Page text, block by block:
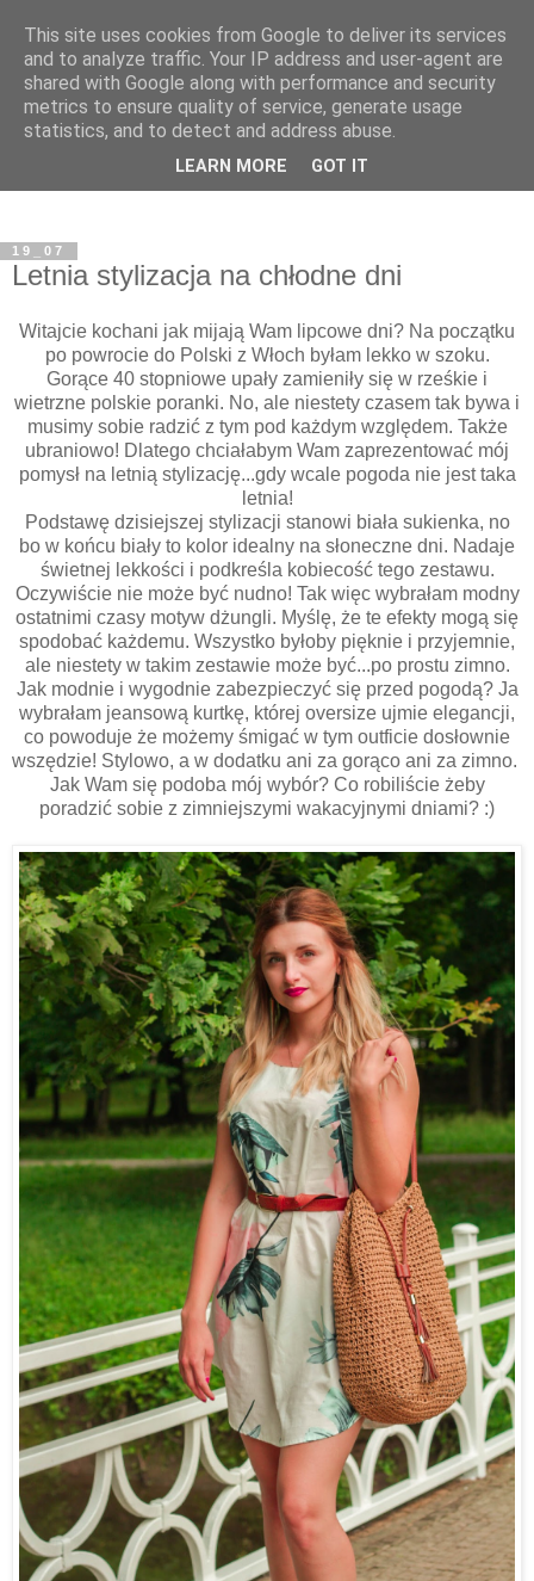
19_07
Letnia stylizacja na chłodne dni
Witajcie kochani jak mijają Wam lipcowe dni? Na początku
po powrocie do Polski z Włoch byłam lekko w szoku.
Gorące 40 stopniowe upały zamieniły się w rześkie i
wietrzne polskie poranki. No, ale niestety czasem tak bywa i
musimy sobie radzić z tym pod każdym względem. Także
ubraniowo! Dlatego chciałabym Wam zaprezentować mój
pomysł na letnią stylizację...gdy wcale pogoda nie jest taka
letnia!
Podstawę dzisiejszej stylizacji stanowi biała sukienka, no
bo w końcu biały to kolor idealny na słoneczne dni. Nadaje
świetnej lekkości i podkreśla kobiecość tego zestawu.
Oczywiście nie może być nudno! Tak więc wybrałam modny
ostatnimi czasy motyw dżungli. Myślę, że te efekty mogą się
spodobać każdemu. Wszystko byłoby pięknie i przyjemnie,
ale niestety w takim zestawie może być...po prostu zimno.
Jak modnie i wygodnie zabezpieczyć się przed pogodą? Ja
wybrałam jeansową kurtkę, której oversize ujmie elegancji,
co powoduje że możemy śmigać w tym outficie dosłownie
wszędzie! Stylowo, a w dodatku ani za gorąco ani za zimno.
Jak Wam się podoba mój wybór? Co robiliście żeby
poradzić sobie z zimniejszymi wakacyjnymi dniami? :)
This site uses cookies from Google to deliver its services
and to analyze traffic. Your IP address and user-agent are
shared with Google along with performance and security
metrics to ensure quality of service, generate usage
statistics, and to detect and address abuse.
LEARN MORE GOT IT